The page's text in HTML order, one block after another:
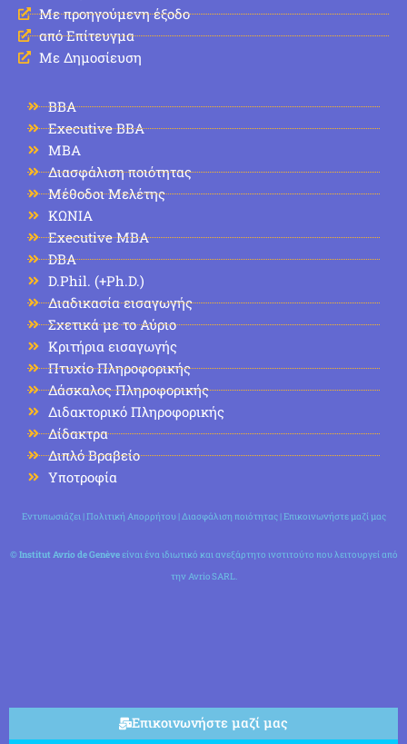
Με προηγούμενη έξοδο
από Επίτευγμα
Με Δημοσίευση
BBA
Executive BBA
MBA
Διασφάλιση ποιότητας
Μέθοδοι Μελέτης
ΚΩΝΙΑ
Executive MBA
DBA
D.Phil. (+Ph.D.)
Διαδικασία εισαγωγής
Σχετικά με το Αύριο
Κριτήρια εισαγωγής
Πτυχίο Πληροφορικής
Δάσκαλος Πληροφορικής
Διδακτορικό Πληροφορικής
Δίδακτρα
Διπλό Βραβείο
Υποτροφία
Εντυπωσιάζει|Πολιτική Απορρήτου|Διασφάλιση ποιότητας|Επικοινωνήστε μαζί μας
©Institut Avrio de Genèveείναι ένα ιδιωτικό και ανεξάρτητο ινστιτούτο που λειτουργεί από
την Avrio SARL.
Επικοινωνήστε μαζί μας